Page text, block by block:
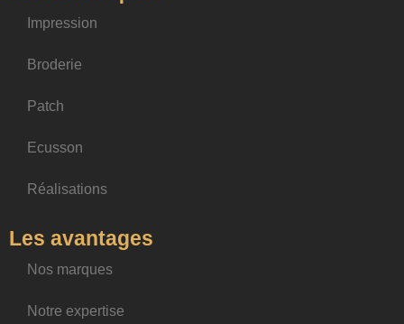
Impression
Broderie
Patch
Ecusson
Réalisations
Les avantages
Nos marques
Notre expertise